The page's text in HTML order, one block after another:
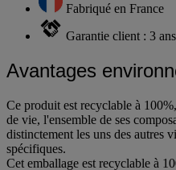
Fabriqué en France
Garantie client : 3 ans
Avantages
Ce produit est recyclable à
de vie, l'ensemble de ses
distinctement les uns des autres
spécifiques.
Cet emballage est recyclable à